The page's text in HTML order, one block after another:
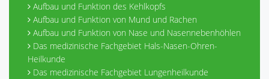
Aufbau und Funktion des Kehlkopfs
Aufbau und Funktion von Mund und Rachen
Aufbau und Funktion von Nase und Nasennebenhöhlen
Das medizinische Fachgebiet Hals-Nasen-Ohren-
Heilkunde
Das medizinische Fachgebiet Lungenheilkunde